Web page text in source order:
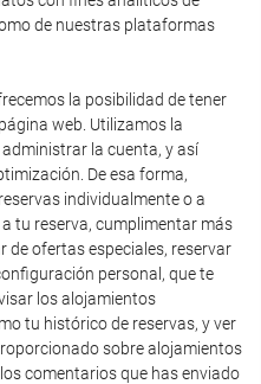
de nuestras plataformas
la posibilidad de tener
web. Utilizamos la
la cuenta, y así
De esa forma,
individualmente o a
tu reserva, cumplimentar más
ofertas especiales, reservar
personal, que te
los alojamientos
tu histórico de reservas, y ver
sobre alojamientos
comentarios que has enviado